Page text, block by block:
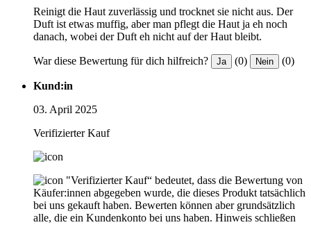
Reinigt die Haut zuverlässig und trocknet sie nicht aus. Der
Duft ist etwas muffig, aber man pflegt die Haut ja eh noch
danach, wobei der Duft eh nicht auf der Haut bleibt.
War diese Bewertung für dich hilfreich? Ja (0) Nein (0)
Kund:in
03. April 2025
Verifizierter Kauf
"Verifizierter Kauf“ bedeutet, dass die Bewertung von
Käufer:innen abgegeben wurde, die dieses Produkt tatsächlich
bei uns gekauft haben. Bewerten können aber grundsätzlich
alle, die ein Kundenkonto bei uns haben. Hinweis schließen